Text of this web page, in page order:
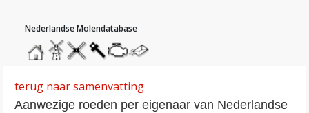
homemolendatabase
roedendatabase
assendatabase
motorendatabase
stuur
een
terug naar samenvatting
Aanwezige roeden per eigenaar van Nederlandse